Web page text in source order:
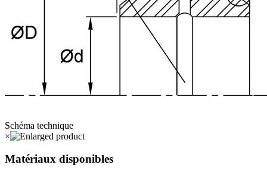
Schéma technique
×
Matériaux disponibles